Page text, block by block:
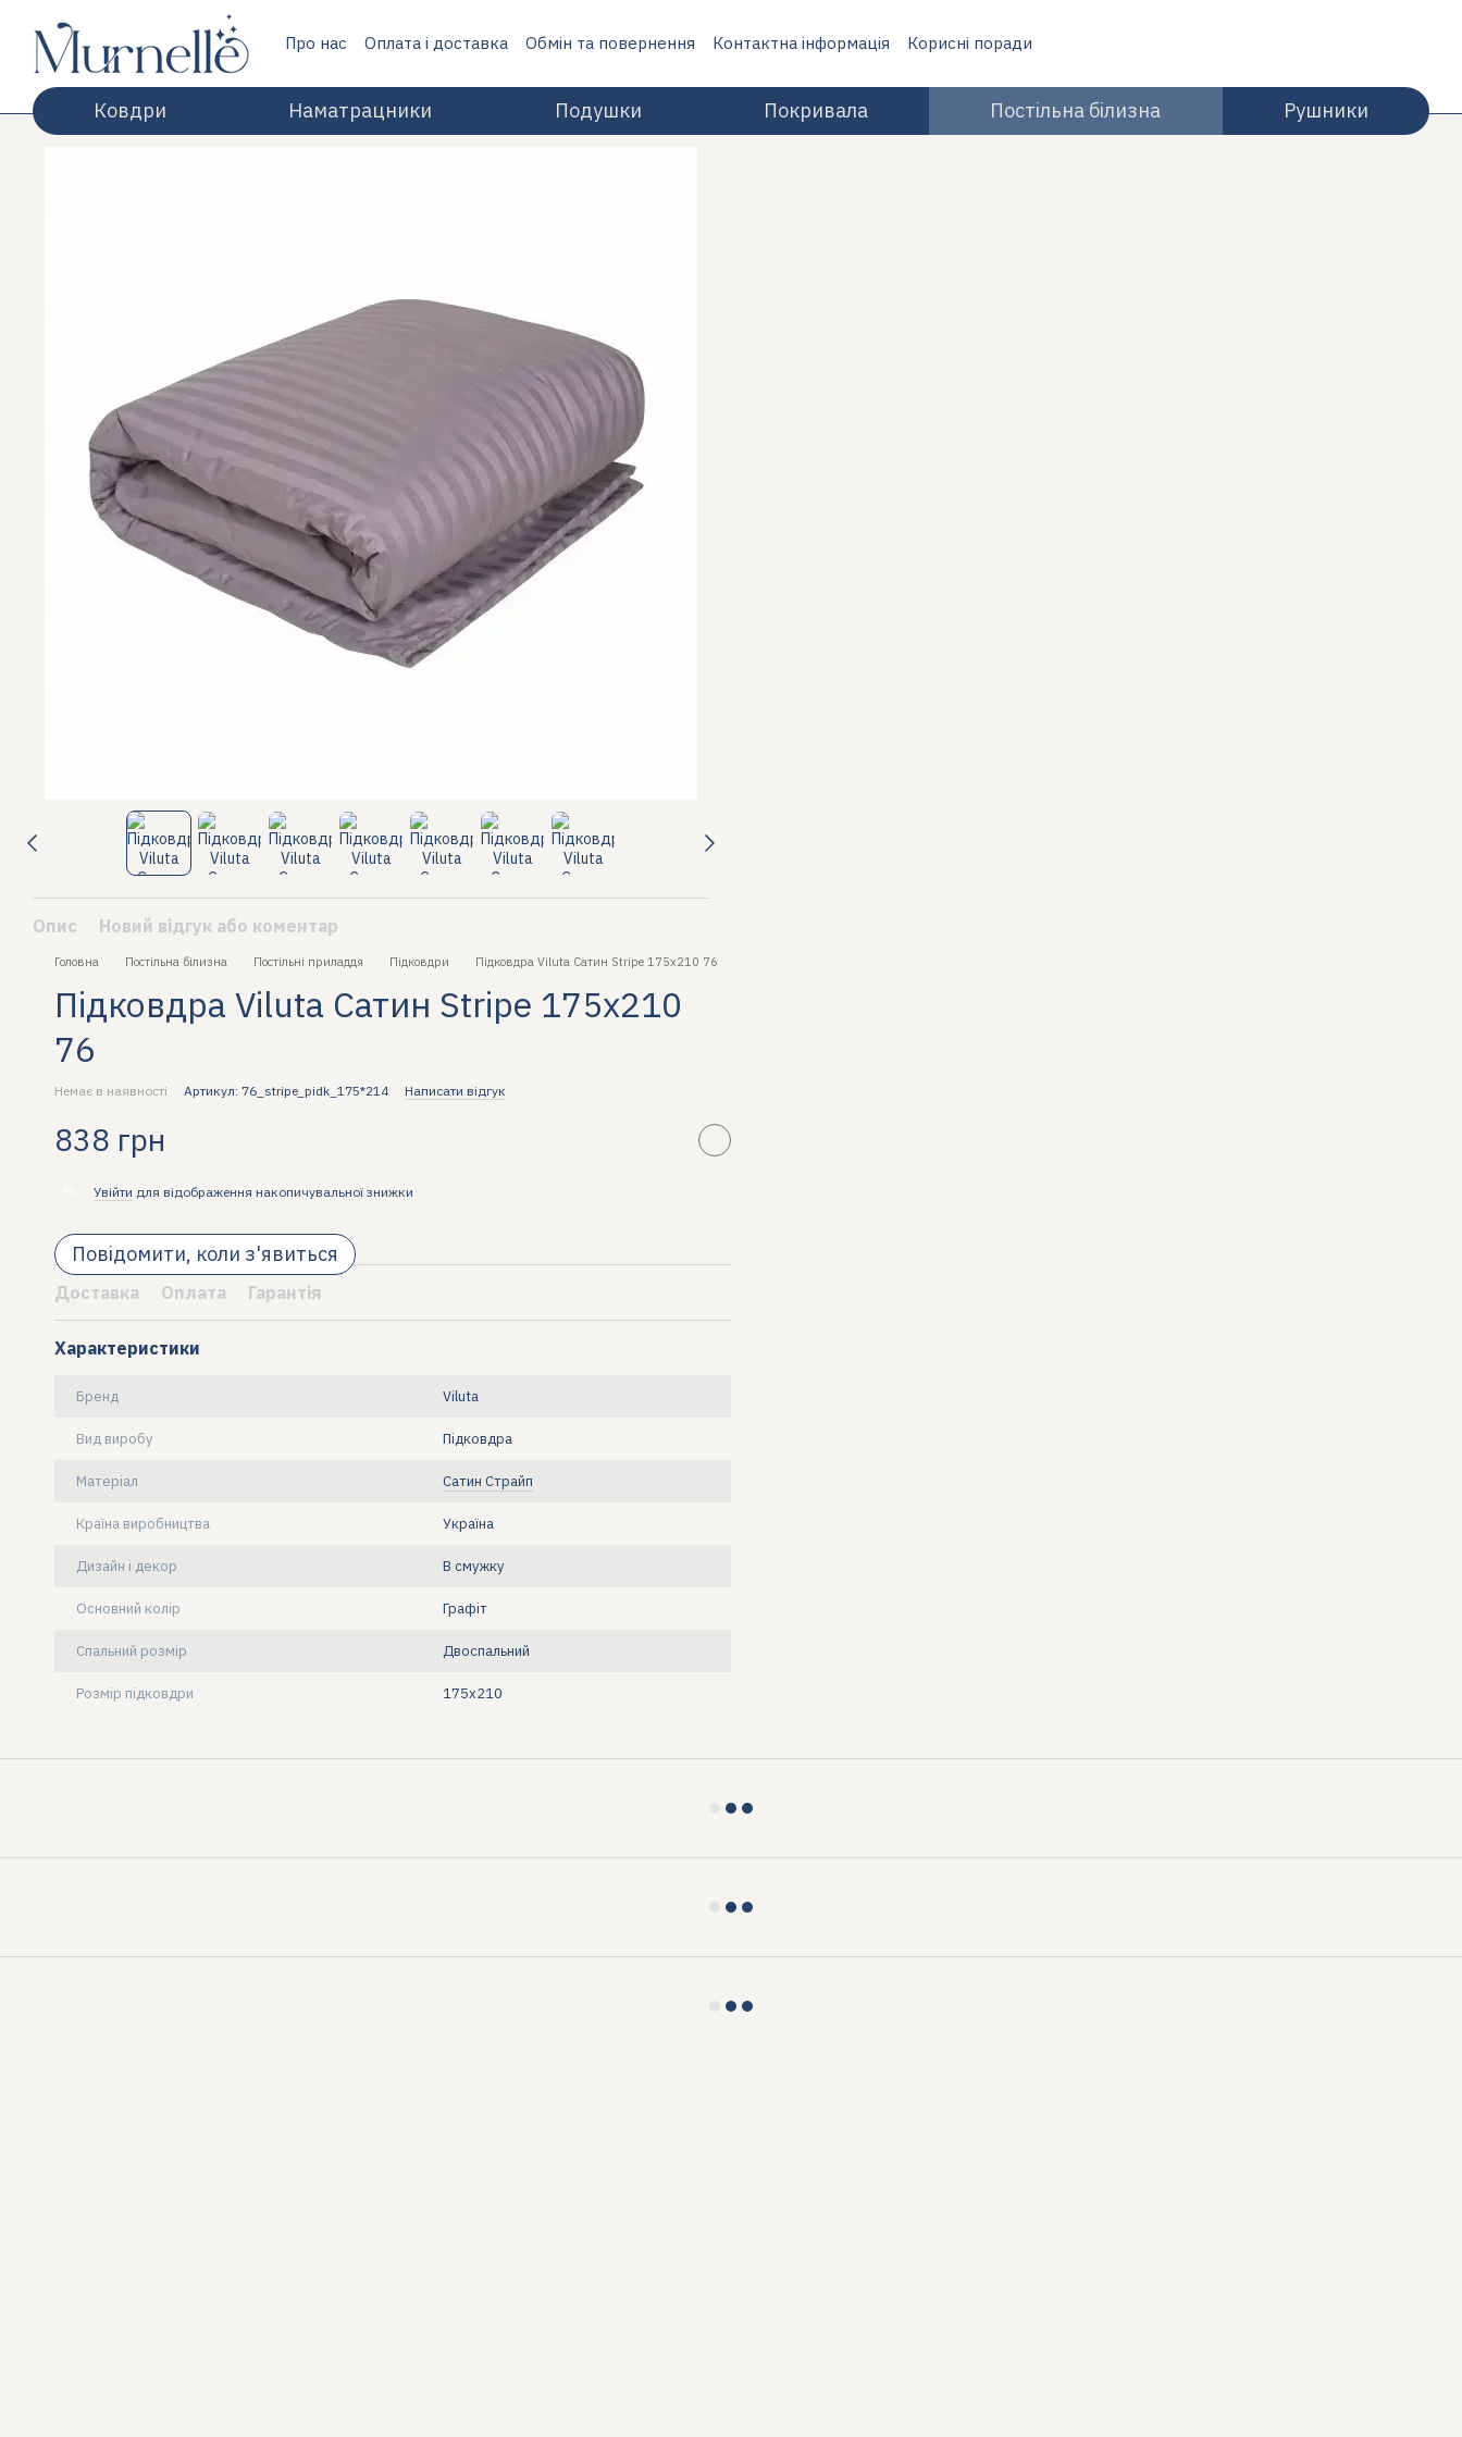
Перейти до основного контенту
Про нас Оплата і доставка Обмін та повернення Контактна інформація
Корисні поради
Ковдри Наматрацники Подушки Покривала Постільна білизна Рушники
Опис Новий відгук або коментар
Головна Постільна білизна Постільні приладдя Підковдри Підковдра Viluta Сатин Stripe 175х210 76
Підковдра Viluta Сатин Stripe 175х210
76
Немає в наявності Артикул: 76_stripe_pidk_175*214 Написати відгук
838 грн
Увійти для відображення накопичувальної знижки
Повідомити, коли з'явиться
Доставка Оплата Гарантія
Характеристики
Бренд Viluta
Вид виробу Підковдра
Матеріал Сатин Страйп
Країна виробництва Україна
Дизайн і декор В смужку
Основний колір Графіт
Спальний розмір Двоспальний
Розмір підковдри 175x210